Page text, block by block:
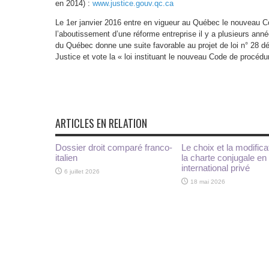
en 2014) : www.justice.gouv.qc.ca
Le 1er janvier 2016 entre en vigueur au Québec le nouveau
l’aboutissement d’une réforme entreprise il y a plusieurs
du Québec donne une suite favorable au projet de loi n° 28
Justice et vote la « loi instituant le nouveau Code de
ARTICLES EN RELATION
Dossier droit comparé franco-
italien
6 juillet 2026
Le choix et la
la charte conjugale en
international privé
18 mai 2026